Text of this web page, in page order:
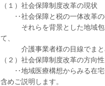
（１）社会保障制度改革の現状
‥社会保障と税の一体改革の
それらを背景とした地域包
て、
介護事業者様の目線でまと
（２）社会保障制度改革の方向性
‥地域医療構想からみる在宅
含めご説明します。